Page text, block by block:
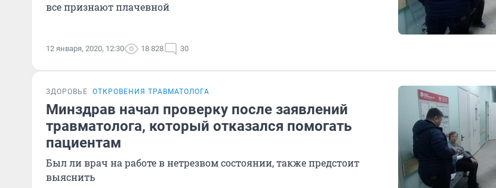
все признают плачевной
12 января, 2020, 12:30 18 828 30
ЗДОРОВЬЕ ОТКРОВЕНИЯ ТРАВМАТОЛОГА
Минздрав начал проверку после заявлений
травматолога, который отказался помогать
пациентам
Был ли врач на работе в нетрезвом состоянии, также предстоит
выяснить